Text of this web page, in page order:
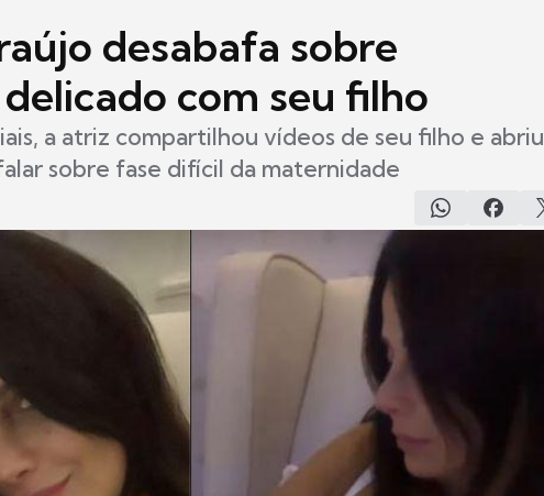
desabafa sobre
com seu filho
a atriz compartilhou vídeos de seu filho e abriu
sobre fase difícil da maternidade